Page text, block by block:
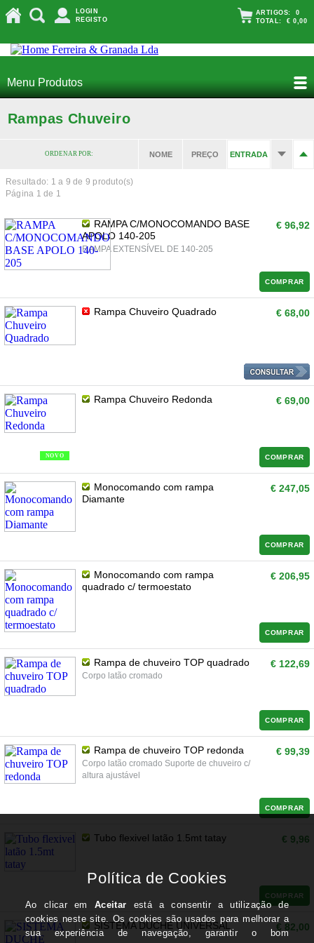
LOGIN
REGISTO
ARTIGOS: 0
TOTAL: € 0,00
Menu Produtos
Rampas Chuveiro
ORDENAR POR: NOME PREÇO ENTRADA
Resultado: 1 a 9 de 9 produto(s)
Página 1 de 1
RAMPA C/MONOCOMANDO BASE
APOLO 140-205
RAMPA EXTENSÍVEL DE 140-205
€ 96,92
COMPRAR
Rampa Chuveiro Quadrado € 68,00
NOVO
Rampa Chuveiro Redonda € 69,00
COMPRAR
Monocomando com rampa
Diamante
€ 247,05
COMPRAR
Monocomando com rampa
quadrado c/ termoestato
€ 206,95
COMPRAR
Rampa de chuveiro TOP quadrado
Corpo latão cromado
€ 122,69
COMPRAR
Rampa de chuveiro TOP redonda
Corpo latão cromado Suporte de chuveiro c/
altura ajustável
€ 99,39
COMPRAR
Tubo flexivel latão 1.5mt tatay € 9,96
COMPRAR
SISTEMA DUCHE UNIVERSAL € 82,00